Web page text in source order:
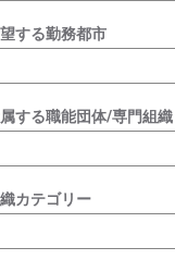
する勤務都市
する職能団体/専門組織
カテゴリー